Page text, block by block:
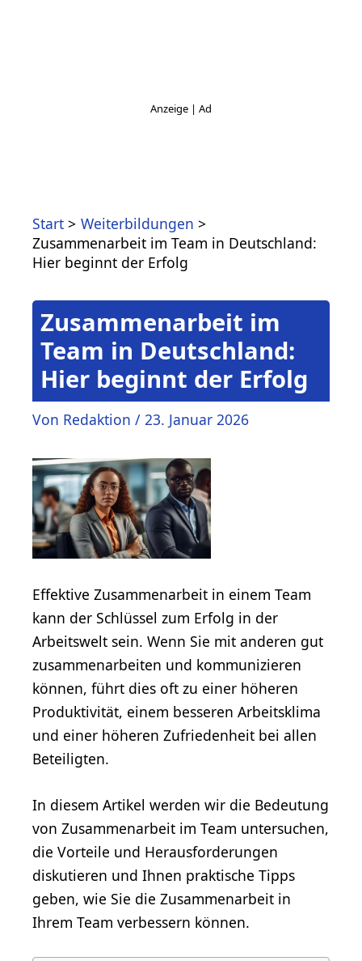
Start
Weiterbildungen
Zusammenarbeit im Team in Deutschland:
Hier beginnt der Erfolg
Zusammenarbeit im
Team in Deutschland:
Hier beginnt der Erfolg
Von Redaktion / 23. Januar 2026
Effektive Zusammenarbeit in einem Team
kann der Schlüssel zum Erfolg in der
Arbeitswelt sein. Wenn Sie mit anderen gut
zusammenarbeiten und kommunizieren
können, führt dies oft zu einer höheren
Produktivität, einem besseren Arbeitsklima
und einer höheren Zufriedenheit bei allen
Beteiligten.
In diesem Artikel werden wir die Bedeutung
von Zusammenarbeit im Team untersuchen,
die Vorteile und Herausforderungen
diskutieren und Ihnen praktische Tipps
geben, wie Sie die Zusammenarbeit in
Ihrem Team verbessern können.